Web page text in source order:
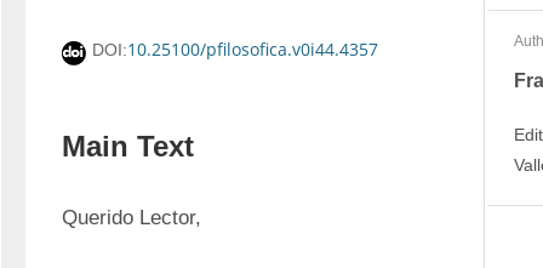
DOI:10.25100/pfilosofica.v0i44.4357
Main Text
Querido Lector,